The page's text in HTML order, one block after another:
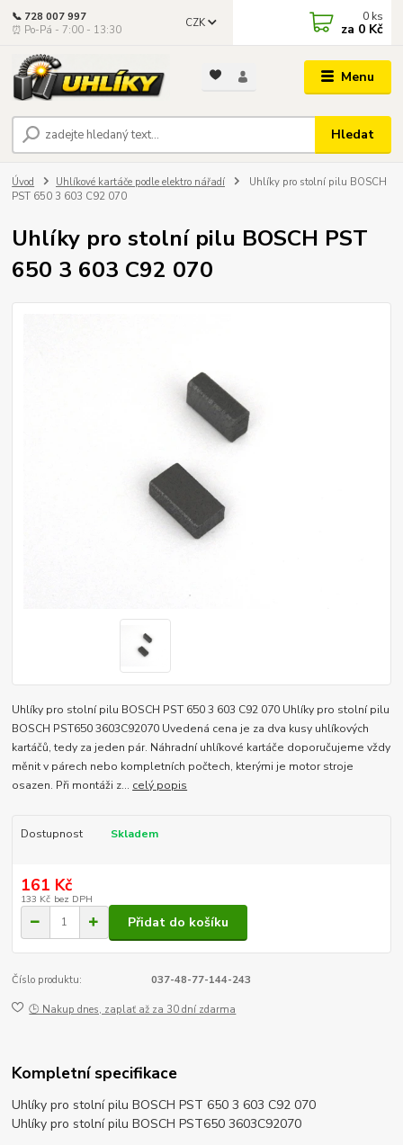
Menu
CZK
Hledat
📞 728 007 997
⏰ Po-Pá - 7:00 - 13:30
0 ks
za 0 Kč
Úvod Uhlíkové kartáče podle elektro nářadí
Uhlíky pro stolní pilu BOSCH
PST 650 3 603 C92 070
Uhlíky pro stolní pilu BOSCH PST
650 3 603 C92 070
Uhlíky pro stolní pilu BOSCH PST 650 3 603 C92 070 Uhlíky pro stolní pilu
BOSCH PST650 3603C92070 Uvedená cena je za dva kusy uhlíkových
kartáčů, tedy za jeden pár. Náhradní uhlíkové kartáče doporučujeme vždy
měnit v párech nebo kompletních počtech, kterými je motor stroje
osazen. Při montáži z... celý popis
Dostupnost Skladem
161 Kč
133 Kč bez DPH
Přidat do košíku
Číslo produktu: 037-48-77-144-243
🕒 Nakup dnes, zaplať až za 30 dní zdarma
Kompletní specifikace
Uhlíky pro stolní pilu BOSCH PST 650 3 603 C92 070
Uhlíky pro stolní pilu BOSCH PST650 3603C92070